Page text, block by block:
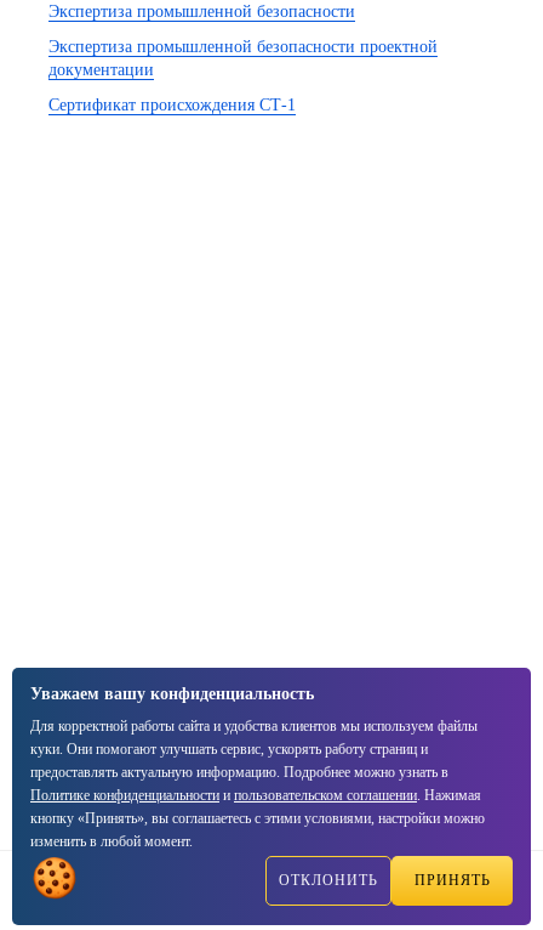
Экспертиза промышленной безопасности
Экспертиза промышленной безопасности проектной
документации
Сертификат происхождения СТ-1
Позвонить
Уважаем вашу конфиденциальность
Для корректной работы сайта и удобства клиентов мы используем файлы
куки. Они помогают улучшать сервис, ускорять работу страниц и
предоставлять актуальную информацию. Подробнее можно узнать в
Политике конфиденциальности и пользовательском соглашении. Нажимая
кнопку «Принять», вы соглашаетесь с этими условиями, настройки можно
изменить в любой момент.
ОТКЛОНИТЬ ПРИНЯТЬ